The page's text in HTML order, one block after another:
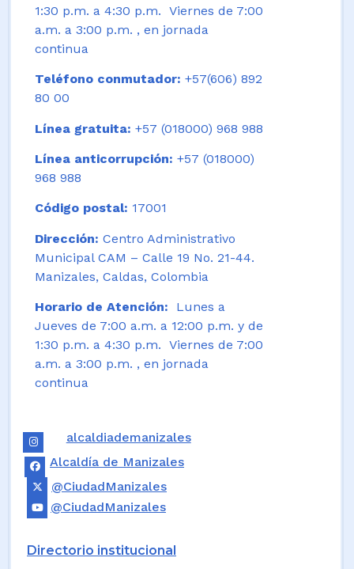
1:30 p.m. a 4:30 p.m. Viernes de 7:00
a.m. a 3:00 p.m. , en jornada
continua
Teléfono conmutador: +57(606) 892
80 00
Línea gratuita: +57 (018000) 968 988
Línea anticorrupción: +57 (018000)
968 988
Código postal: 17001
Dirección: Centro Administrativo
Municipal CAM – Calle 19 No. 21-44.
Manizales, Caldas, Colombia
Horario de Atención: Lunes a
Jueves de 7:00 a.m. a 12:00 p.m. y de
1:30 p.m. a 4:30 p.m. Viernes de 7:00
a.m. a 3:00 p.m. , en jornada
continua
alcaldiademanizales
Alcaldía de Manizales
@CiudadManizales
@CiudadManizales
Directorio institucional